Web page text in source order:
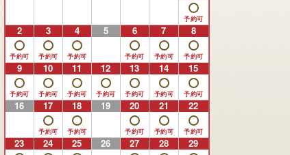
2 3 4 5 6 7 8
9 10 11 12 13 14 15
16 17 18 19 20 21 22
23 24 25 26 27 28 29